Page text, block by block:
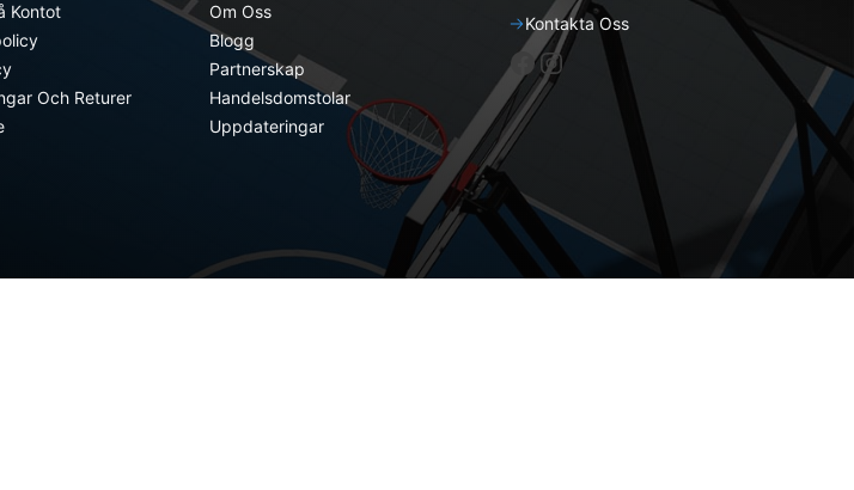
Kontot
Och Returer
Om Oss
Blogg
Partnerskap
Handelsdomstolar
Uppdateringar
Kontakta Oss
Facebook
Instagram